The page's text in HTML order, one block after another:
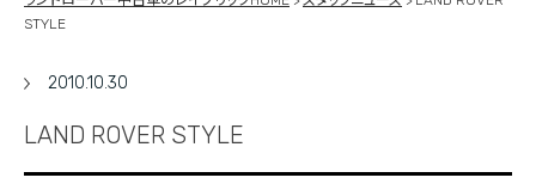
STYLE
2010.10.30
LAND ROVER STYLE